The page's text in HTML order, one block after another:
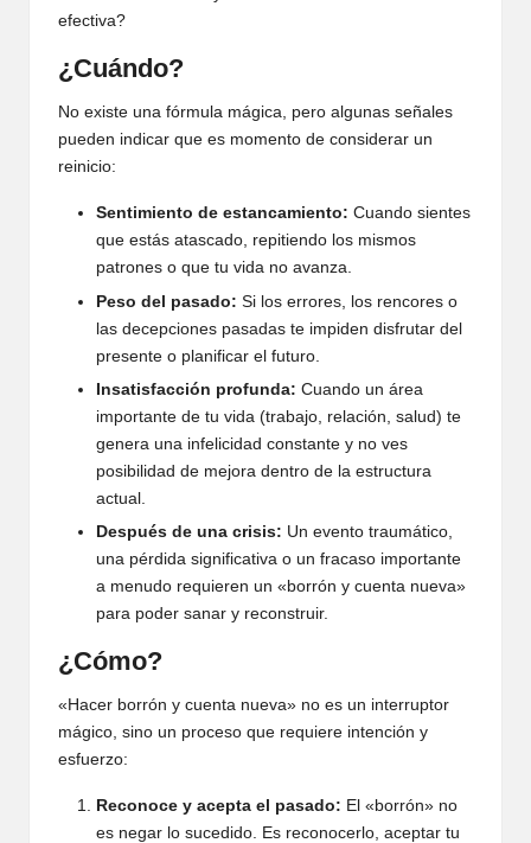
efectiva?
¿Cuándo?
No existe una fórmula mágica, pero algunas señales
pueden indicar que es momento de considerar un
reinicio:
Sentimiento de estancamiento: Cuando sientes
que estás atascado, repitiendo los mismos
patrones o que tu vida no avanza.
Peso del pasado: Si los errores, los rencores o
las decepciones pasadas te impiden disfrutar del
presente o planificar el futuro.
Insatisfacción profunda: Cuando un área
importante de tu vida (trabajo, relación, salud) te
genera una infelicidad constante y no ves
posibilidad de mejora dentro de la estructura
actual.
Después de una crisis: Un evento traumático,
una pérdida significativa o un fracaso importante
a menudo requieren un «borrón y cuenta nueva»
para poder sanar y reconstruir.
¿Cómo?
«Hacer borrón y cuenta nueva» no es un interruptor
mágico, sino un proceso que requiere intención y
esfuerzo:
Reconoce y acepta el pasado: El «borrón» no
es negar lo sucedido. Es reconocerlo, aceptar tu